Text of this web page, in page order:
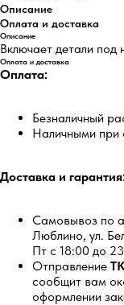
Описание
Оплата и доставка
Описание
Включает детали
Оплата и доставка
Оплата:
Безналичный
Наличными при
Доставка и
Самовывоз по
Люблино, ул.
Пт с 18:00 до
Отправление
сообщит вам
оформлении